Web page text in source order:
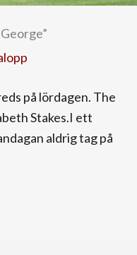
på lördagen. The
Stakes.I ett
aldrig tag på